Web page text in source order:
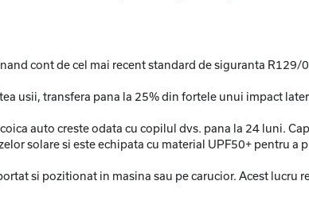
cont de cel mai recent standard de siguranta
usii, transfera pana la 25% din fortele unui impact
auto creste odata cu copilul dvs. pana la 24 luni.
solare si este echipata cu material UPF50+ pentru
si pozitionat in masina sau pe carucior. Acest